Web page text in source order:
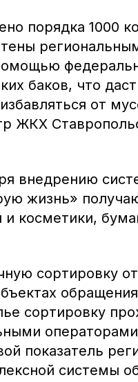
порядка 1000
баков, что
от
ЖКХ
внедрению
жизнь»
косметики,
сортировку
сортировку
показатель
системы